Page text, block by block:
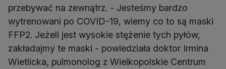
przebywać na zewnątrz. - Jesteśmy bardzo
wytrenowani po COVID-19, wiemy co to są maski
FFP2. Jeżeli jest wysokie stężenie tych pyłów,
zakładajmy te maski - powiedziała doktor Irmina
Wietlicka, pulmonolog z Wielkopolskie Centrum